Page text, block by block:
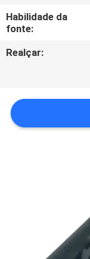
Habilidade da
fonte:
Realçar: